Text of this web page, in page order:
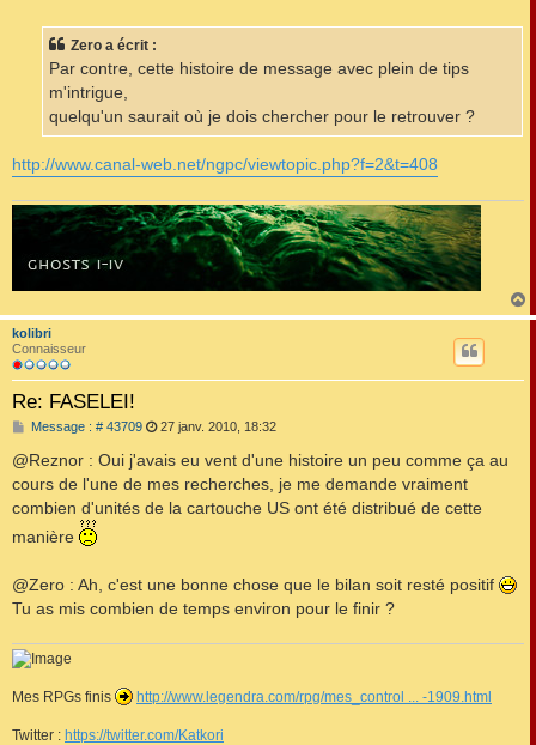
a
g
Zero a écrit :
Par contre, cette histoire de message avec plein de tips
m'intrigue,
quelqu'un saurait où je dois chercher pour le retrouver ?
http://www.canal-web.net/ngpc/viewtopic.php?f=2&t=408
a
kolibri
Connaisseur
Re: FASELEI!
Message : # 43709M
s
a
g
e
27 janv. 2010, 18:32
@Reznor : Oui j'avais eu vent d'une histoire un peu comme ça au
cours de l'une de mes recherches, je me demande vraiment
combien d'unités de la cartouche US ont été distribué de cette
manière
@Zero : Ah, c'est une bonne chose que le bilan soit resté positif
Tu as mis combien de temps environ pour le finir ?
Mes RPGs finis http://www.legendra.com/rpg/mes_control ... -1909.html
Twitter : https://twitter.com/Katkori